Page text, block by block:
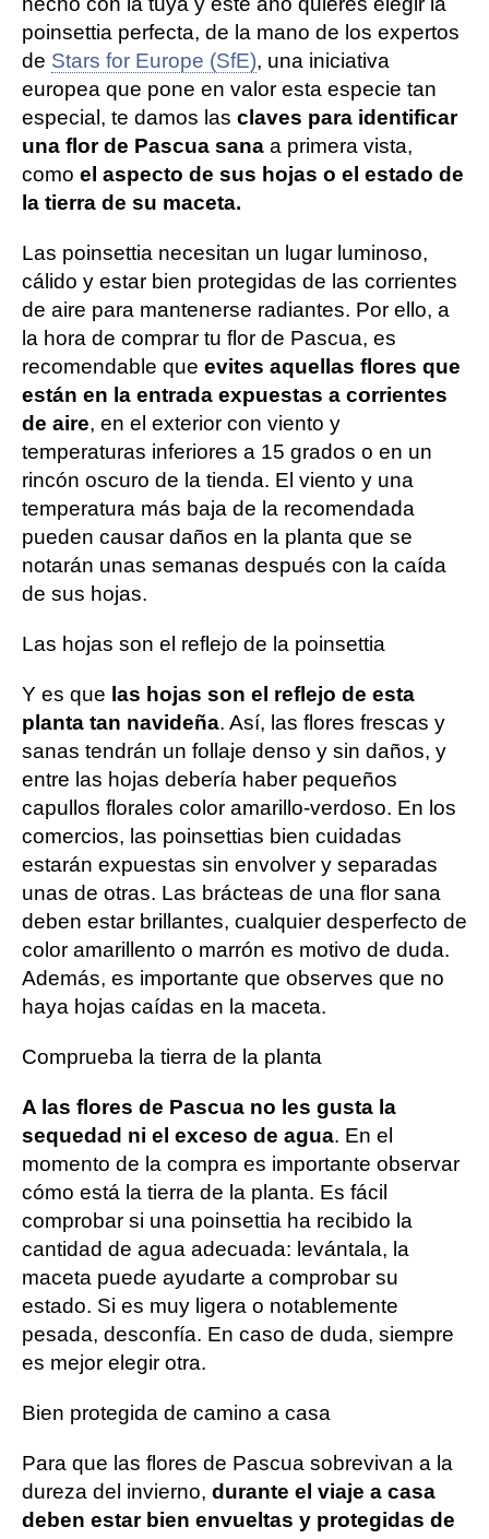
poinsettia perfecta, de la mano de los expertos
de Stars for Europe (SfE), una iniciativa
europea que pone en valor esta especie tan
especial, te damos las claves para identificar
una flor de Pascua sana a primera vista,
como el aspecto de sus hojas o el estado de
la tierra de su maceta.
Las poinsettia necesitan un lugar luminoso,
cálido y estar bien protegidas de las corrientes
de aire para mantenerse radiantes. Por ello, a
la hora de comprar tu flor de Pascua, es
recomendable que evites aquellas flores que
están en la entrada expuestas a corrientes
de aire, en el exterior con viento y
temperaturas inferiores a 15 grados o en un
rincón oscuro de la tienda. El viento y una
temperatura más baja de la recomendada
pueden causar daños en la planta que se
notarán unas semanas después con la caída
de sus hojas.
Las hojas son el reflejo de la poinsettia
Y es que las hojas son el reflejo de esta
planta tan navideña. Así, las flores frescas y
sanas tendrán un follaje denso y sin daños, y
entre las hojas debería haber pequeños
capullos florales color amarillo-verdoso. En los
comercios, las poinsettias bien cuidadas
estarán expuestas sin envolver y separadas
unas de otras. Las brácteas de una flor sana
deben estar brillantes, cualquier desperfecto de
color amarillento o marrón es motivo de duda.
Además, es importante que observes que no
haya hojas caídas en la maceta.
Comprueba la tierra de la planta
A las flores de Pascua no les gusta la
sequedad ni el exceso de agua. En el
momento de la compra es importante observar
cómo está la tierra de la planta. Es fácil
comprobar si una poinsettia ha recibido la
cantidad de agua adecuada: levántala, la
maceta puede ayudarte a comprobar su
estado. Si es muy ligera o notablemente
pesada, desconfía. En caso de duda, siempre
es mejor elegir otra.
Bien protegida de camino a casa
Para que las flores de Pascua sobrevivan a la
dureza del invierno, durante el viaje a casa
deben estar bien envueltas y protegidas de